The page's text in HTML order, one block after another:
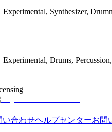
Experimental, Synthesizer,
Experimental, Drums,
い合わせヘルプセンターお問